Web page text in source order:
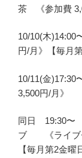
茶 《参加費
10/10(木
円/月》【毎月
10/11(金
3,500円/月》
同日 19:30〜
ブ 《ライブ
【毎月第2金曜